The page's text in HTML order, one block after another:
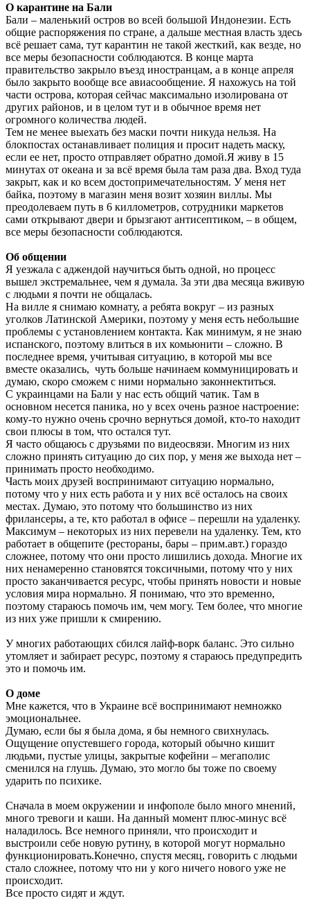
О карантине на Бали
Бали – маленький остров во всей большой Индонезии. Есть
общие распоряжения по стране, а дальше местная власть здесь
всё решает сама, тут карантин не такой жесткий, как везде, но
все меры безопасности соблюдаются. В конце марта
правительство закрыло въезд иностранцам, а в конце апреля
было закрыто вообще все авиасообщение. Я нахожусь на той
части острова, которая сейчас максимально изолирована от
других районов, и в целом тут и в обычное время нет
огромного количества людей.
Тем не менее выехать без маски почти никуда нельзя. На
блокпостах останавливает полиция и просит надеть маску,
если ее нет, просто отправляет обратно домой.Я живу в 15
минутах от океана и за всё время была там раза два. Вход туда
закрыт, как и ко всем достопримечательностям. У меня нет
байка, поэтому в магазин меня возит хозяин виллы. Мы
преодолеваем путь в 6 киллометров, сотрудники маркетов
сами открывают двери и брызгают антисептиком, – в общем,
все меры безопасности соблюдаются.
Об общении
Я уезжала с аджендой научиться быть одной, но процесс
вышел экстремальнее, чем я думала. За эти два месяца вживую
с людьми я почти не общалась.
На вилле я снимаю комнату, а ребята вокруг – из разных
уголков Латинской Америки, поэтому у меня есть небольшие
проблемы с установлением контакта. Как минимум, я не знаю
испанского, поэтому влиться в их комьюнити – сложно. В
последнее время, учитывая ситуацию, в которой мы все
вместе оказались, чуть больше начинаем коммуницировать и
думаю, скоро сможем с ними нормально законнектиться.
С украинцами на Бали у нас есть общий чатик. Там в
основном несется паника, но у всех очень разное настроение:
кому-то нужно очень срочно вернуться домой, кто-то находит
свои плюсы в том, что остался тут.
Я часто общаюсь с друзьями по видеосвязи. Многим из них
сложно принять ситуацию до сих пор, у меня же выхода нет –
принимать просто необходимо.
Часть моих друзей воспринимают ситуацию нормально,
потому что у них есть работа и у них всё осталось на своих
местах. Думаю, это потому что большинство из них
фрилансеры, а те, кто работал в офисе – перешли на удаленку.
Максимум – некоторых из них перевели на удаленку. Тем, кто
работает в общепите (рестораны, бары – прим.авт.) гораздо
сложнее, потому что они просто лишились дохода. Многие их
них ненамеренно становятся токсичными, потому что у них
просто заканчивается ресурс, чтобы принять новости и новые
условия мира нормально. Я понимаю, что это временно,
поэтому стараюсь помочь им, чем могу. Тем более, что многие
из них уже пришли к смирению.
У многих работающих сбился лайф-ворк баланс. Это сильно
утомляет и забирает ресурс, поэтому я стараюсь предупредить
это и помочь им.
О доме
Мне кажется, что в Украине всё воспринимают немножко
эмоциональнее.
Думаю, если бы я была дома, я бы немного свихнулась.
Ощущение опустевшего города, который обычно кишит
людьми, пустые улицы, закрытые кофейни – мегаполис
сменился на глушь. Думаю, это могло бы тоже по своему
ударить по психике.
Сначала в моем окружении и инфополе было много мнений,
много тревоги и каши. На данный момент плюс-минус всё
наладилось. Все немного приняли, что происходит и
выстроили себе новую рутину, в которой могут нормально
функционировать.Конечно, спустя месяц, говорить с людьми
стало сложнее, потому что ни у кого ничего нового уже не
происходит.
Все просто сидят и ждут.